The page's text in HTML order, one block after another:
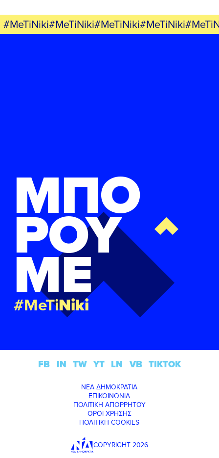
ΜΠΟ
ΡΟΥ
ΜΕ
#MeTiNiki
COPYRIGHT 2026
ΝΕΑ ΔΗΜΟΚΡΑΤΙΑ
ΕΠΙΚΟΙΝΩΝΙΑ
ΠΟΛΙΤΙΚΗ ΑΠΟΡΡΗΤΟΥ
ΟΡΟΙ ΧΡΗΣΗΣ
ΠΟΛΙΤΙΚΗ COOKIES
FB IN TW YT LN VB TIKTOK